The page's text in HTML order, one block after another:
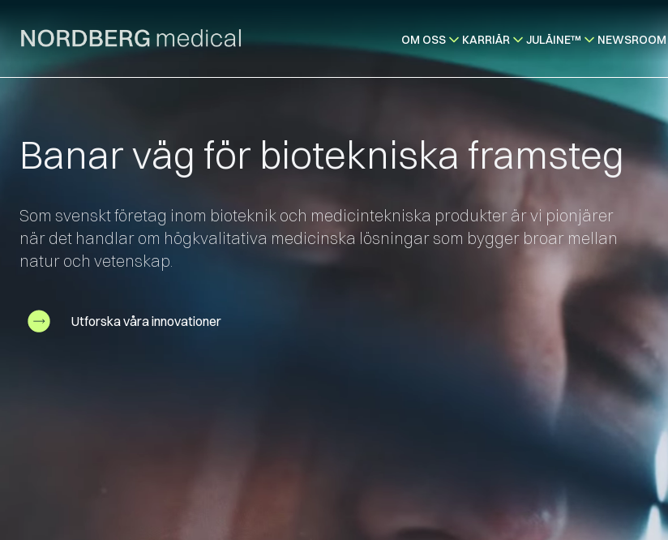
OM OSS KARRIÄR JULÄINE™ NEWSROOM
Banar väg för biotekniska framsteg
Som svenskt företag inom bioteknik och medicintekniska produkter är vi pionjärer
när det handlar om högkvalitativa medicinska lösningar som bygger broar mellan
natur och vetenskap.
Utforska våra innovationer